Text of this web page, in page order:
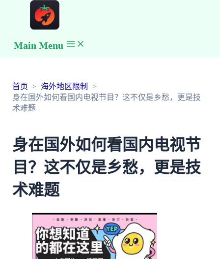
Main Menu
首页
海外地区限制
身在国外如何看国内电视节目？这不仅是乡愁，更是技
术难题
身在国外如何看国内电视节
目？这不仅是乡愁，更是技
术难题